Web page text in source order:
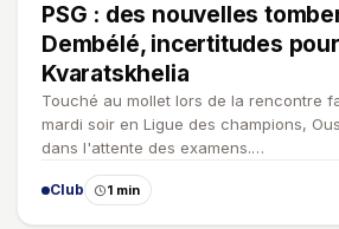
PSG : des nouvelles
Dembélé, incertitudes pour
Kvaratskhelia
Touché au mollet lors de la rencontre
mardi soir en Ligue des champions,
dans l'attente des examens.…
Club 1 min